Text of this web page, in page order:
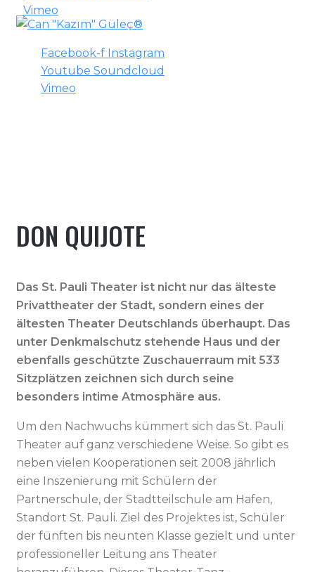
Vimeo
Facebook-f Instagram
Youtube Soundcloud
Vimeo
DON QUIJOTE
Das St. Pauli Theater ist nicht nur das älteste
Privattheater der Stadt, sondern eines der
ältesten Theater Deutschlands überhaupt. Das
unter Denkmalschutz stehende Haus und der
ebenfalls geschützte Zuschauerraum mit 533
Sitzplätzen zeichnen sich durch seine
besonders intime Atmosphäre aus.
Um den Nachwuchs kümmert sich das St. Pauli
Theater auf ganz verschiedene Weise. So gibt es
neben vielen Kooperationen seit 2008 jährlich
eine Inszenierung mit Schülern der
Partnerschule, der Stadtteilschule am Hafen,
Standort St. Pauli. Ziel des Projektes ist, Schüler
der fünften bis neunten Klasse gezielt und unter
professioneller Leitung ans Theater